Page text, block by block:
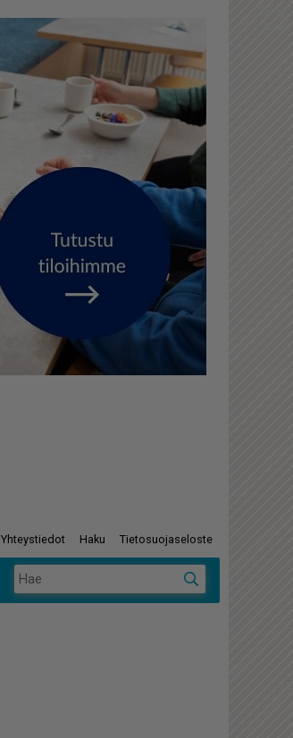
Yhteystiedot Haku Tietosuojaseloste